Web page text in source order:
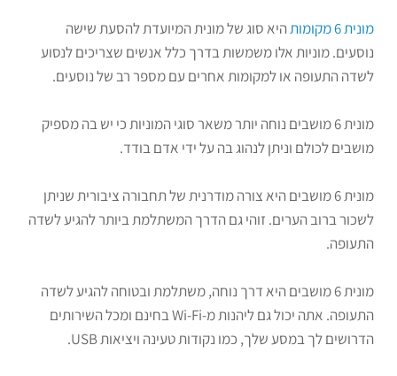
מונית 6 מקומות
היא סוג של מונית המיועדת להסעת שישה
נוסעים. מוניות אלו משמשות בדרך כלל אנשים שצריכים לנסוע
לשדה התעופה או למקומות אחרים עם מספר רב של נוסעים.
מונית 6 מושבים נוחה יותר משאר סוגי המוניות כי יש בה מספיק
מושבים לכולם וניתן לנהוג בה על ידי אדם בודד.
מונית 6 מושבים היא צורה מודרנית של תחבורה ציבורית שניתן
לשכור ברוב הערים. זוהי גם הדרך המשתלמת ביותר להגיע לשדה
התעופה.
מונית 6 מושבים היא דרך נוחה, משתלמת ובטוחה להגיע לשדה
התעופה. אתה יכול גם ליהנות מ-Wi-Fi בחינם ומכל השירותים
הדרושים לך במסע שלך, כמו נקודות טעינה ויציאות USB.